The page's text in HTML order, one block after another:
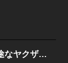
お嬢は俺のすべて。一途なヤクザは静かに欲情している【合本版】